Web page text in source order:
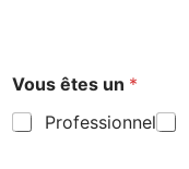
n
*
*
Vous êtes un *
Professionnel